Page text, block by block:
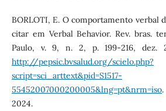
BORLOTI, E. O comportamento verbal
citar em Verbal Behavior. Rev. bras.
Paulo, v. 9, n. 2, p. 199-216, dez.
http://pepsic.bvsalud.org/scielo.php?
script=sci_arttext&pid=S1517-
55452007000200005&lng=pt&nrm=iso
2024.